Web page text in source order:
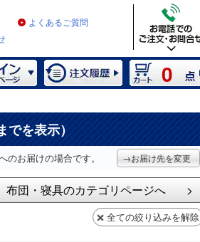
よくあるご質問
0
を表示）
のお届けの場合です。 →お届け先を変更
布団・寝具のカテゴリページへ
全ての絞り込みを解除